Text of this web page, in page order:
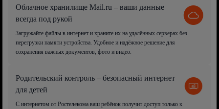
Облачное хранилище Mail.ru – ваши данные
всегда под рукой
Загружайте файлы в интернет и храните их на удалённых серверах без
перегрузки памяти устройства. Удобное и надёжное решение для
сохранения важных документов, фото и видео.
Родительский контроль – безопасный интернет
для детей
С интернетом от Ростелекома ваш ребёнок получит доступ только к